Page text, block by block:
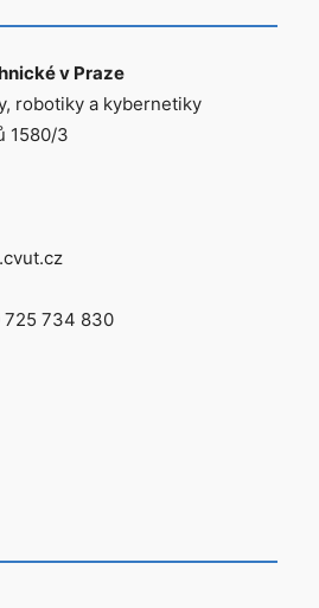
v Praze
robotiky a kybernetiky
1580/3
725 734 830